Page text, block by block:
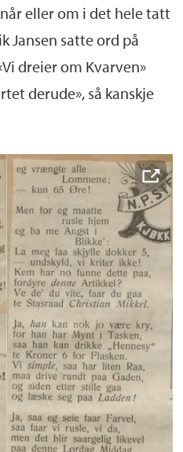
eller om i det hele tatt
Jansen satte ord på
dreier om Kvarven»
derude», så kanskje